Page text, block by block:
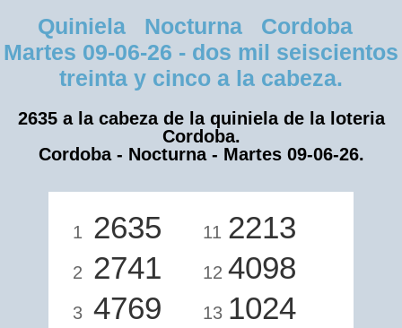
Quiniela Nocturna Cordoba
Martes 09-06-26 - dos mil seiscientos
treinta y cinco a la cabeza.
2635 a la cabeza de la quiniela de la loteria
Cordoba.
Cordoba - Nocturna - Martes 09-06-26.
1 2635
2 2741
3 4769
11 2213
12 4098
13 1024